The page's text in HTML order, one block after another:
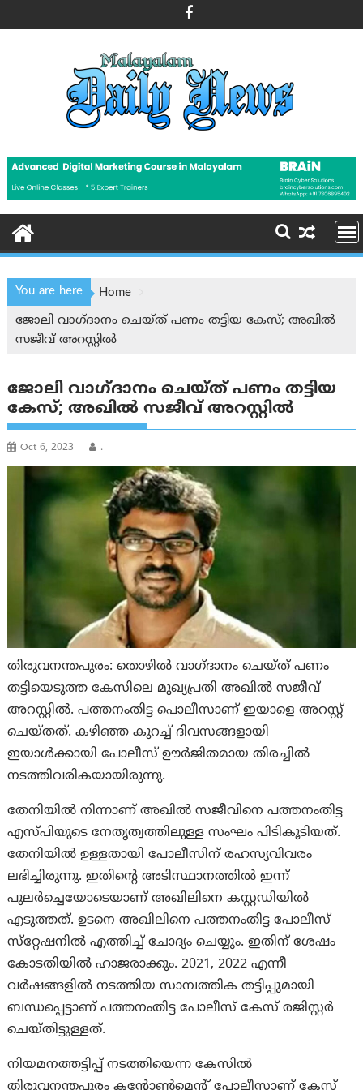
to
You are here
Home
ജോലി വാഗ്ദാനം ചെയ്ത് പണം തട്ടിയ കേസ്; അഖിൽ
സജീവ് അറസ്റ്റിൽ
ജോലി വാഗ്ദാനം ചെയ്ത് പണം തട്ടിയ
കേസ്; അഖിൽ സജീവ് അറസ്റ്റിൽ
Oct 6, 2023 .
തിരുവനന്തപുരം: തൊഴിൽ വാഗ്ദാനം ചെയ്ത് പണം
തട്ടിയെടുത്ത കേസിലെ മുഖ്യപ്രതി അഖിൽ സജീവ്
അറസ്റ്റിൽ. പത്തനംതിട്ട പൊലീസാണ് ഇയാളെ അറസ്റ്റ്
ചെയ്തത്. കഴിഞ്ഞ കുറച്ച് ദിവസങ്ങളായി
ഇയാൾക്കായി പോലീസ് ഊർജിതമായ തിരച്ചിൽ
നടത്തിവരികയായിരുന്നു.
തേനിയിൽ നിന്നാണ് അഖിൽ സജീവിനെ പത്തനംതിട്ട
എസ്പിയുടെ നേതൃത്വത്തിലുള്ള സംഘം പിടികൂടിയത്.
തേനിയിൽ ഉള്ളതായി പോലീസിന് രഹസ്യവിവരം
ലഭിച്ചിരുന്നു. ഇതിന്റെ അടിസ്ഥാനത്തിൽ ഇന്ന്
പുലർച്ചെയോടെയാണ് അഖിലിനെ കസ്റ്റഡിയിൽ
എടുത്തത്. ഉടനെ അഖിലിനെ പത്തനംതിട്ട പോലീസ്
സ്‌റ്റേഷനിൽ എത്തിച്ച് ചോദ്യം ചെയ്യും. ഇതിന് ശേഷം
കോടതിയിൽ ഹാജരാക്കും. 2021, 2022 എന്നീ
വർഷങ്ങളിൽ നടത്തിയ സാമ്പത്തിക തട്ടിപ്പുമായി
ബന്ധപ്പെട്ടാണ് പത്തനംതിട്ട പോലീസ് കേസ് രജിസ്റ്റർ
ചെയ്തിട്ടുള്ളത്.
നിയമനത്തട്ടിപ്പ് നടത്തിയെന്ന കേസിൽ